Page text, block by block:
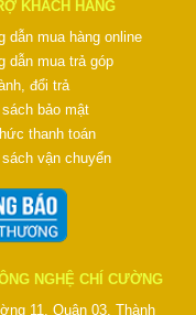
KHÁCH HÀNG
dẫn mua hàng online
dẫn mua trả góp
đổi trả
bảo mật
thanh toán
vận chuyển
NGHỆ CHÍ CƯỜNG
11, Quận 03, Thành